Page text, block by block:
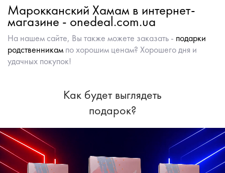
Марокканский Хамам в интернет-
магазине - onedeal.com.ua
На нашем сайте, Вы также можете заказать - подарки
родственникам по хорошим ценам? Хорошего дня и
удачных покупок!
Как будет выглядеть
подарок?